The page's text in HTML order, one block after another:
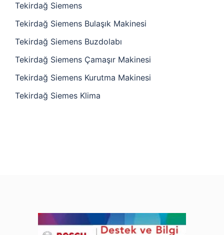
Tekirdağ Siemens
Tekirdağ Siemens Bulaşık Makinesi
Tekirdağ Siemens Buzdolabı
Tekirdağ Siemens Çamaşır Makinesi
Tekirdağ Siemens Kurutma Makinesi
Tekirdağ Siemes Klima